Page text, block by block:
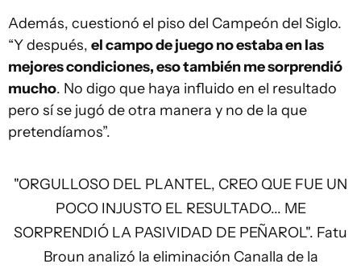
Además, cuestionó el piso del Campeón del Siglo.
“Y después, el campo de juego no estaba en las
mejores condiciones, eso también me sorprendió
mucho. No digo que haya influido en el resultado
pero sí se jugó de otra manera y no de la que
pretendíamos”.
"ORGULLOSO DEL PLANTEL, CREO QUE FUE UN
POCO INJUSTO EL RESULTADO... ME
SORPRENDIÓ LA PASIVIDAD DE PEÑAROL". Fatu
Broun analizó la eliminación Canalla de la